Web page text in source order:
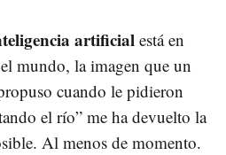
artificial está en
mundo, la imagen que un
cuando le pidieron
el río” me ha devuelto la
Al menos de momento.